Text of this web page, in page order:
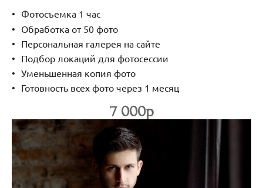
Фотосъемка 1 час
Обработка от 50 фото
Персональная галерея на сайте
Подбор локаций для фотосессии
Уменьшенная копия фото
Готовность всех фото через 1 месяц
7 000р